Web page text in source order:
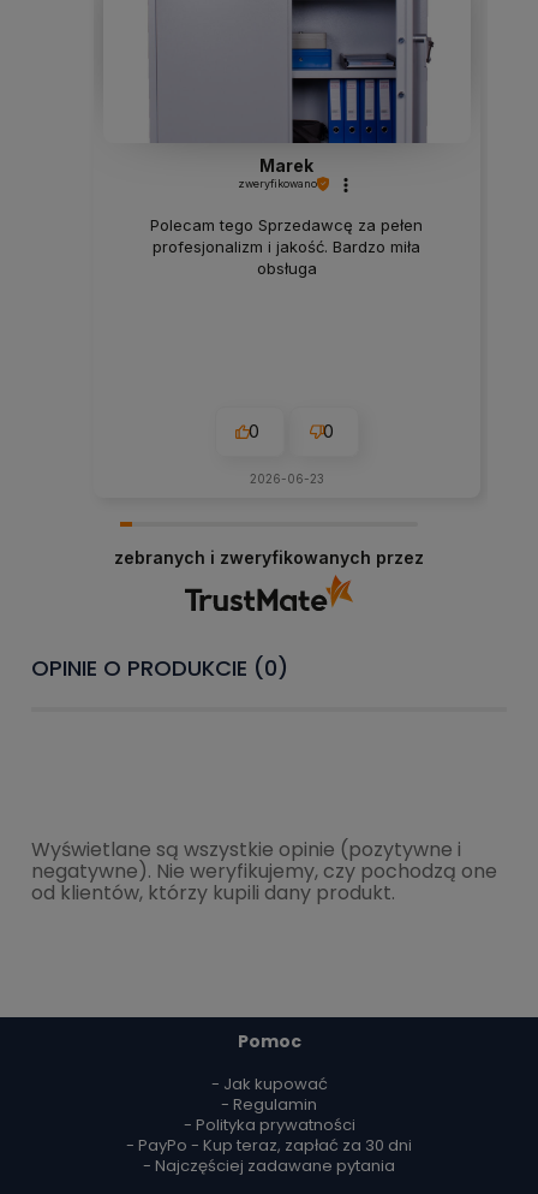
Marek
zweryfikowano
Polecam tego Sprzedawcę za pełen
profesjonalizm i jakość. Bardzo miła
obsługa
0 0
2026-06-23
zebranych i zweryfikowanych przez
OPINIE O PRODUKCIE (0)
Wyświetlane są wszystkie opinie (pozytywne i
negatywne). Nie weryfikujemy, czy pochodzą one
od klientów, którzy kupili dany produkt.
Pomoc
- Jak kupować
- Regulamin
- Polityka prywatności
- PayPo - Kup teraz, zapłać za 30 dni
- Najczęściej zadawane pytania